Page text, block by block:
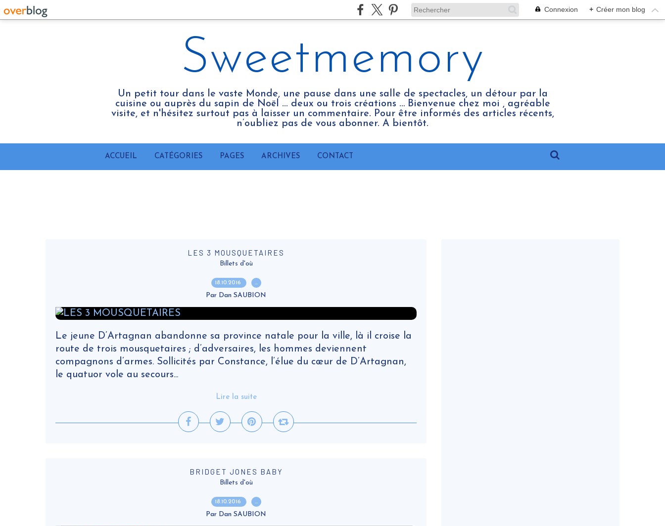
Connexion + Créer mon blog
Sweetmemory
Un petit tour dans le vaste Monde, une pause dans une salle de spectacles, un détour par la
cuisine ou auprès du sapin de Noël ... deux ou trois créations … Bienvenue chez moi , agréable
visite, et n'hésitez surtout pas à laisser un commentaire. Pour être informés des articles récents,
n’oubliez pas de vous abonner. A bientôt.
ACCUEIL CATÉGORIES PAGES ARCHIVES CONTACT
LES 3 MOUSQUETAIRES
Billets d'où
18.10.2016 …
Par Dan SAUBION
Le jeune D’Artagnan abandonne sa province natale pour la ville, là il croise la
route de trois mousquetaires ; d’adversaires, les hommes deviennent
compagnons d’armes. Sollicités par Constance, l’élue du cœur de D’Artagnan,
le quatuor vole au secours...
Lire la suite
BRIDGET JONES BABY
Billets d'où
18.10.2016 …
Par Dan SAUBION